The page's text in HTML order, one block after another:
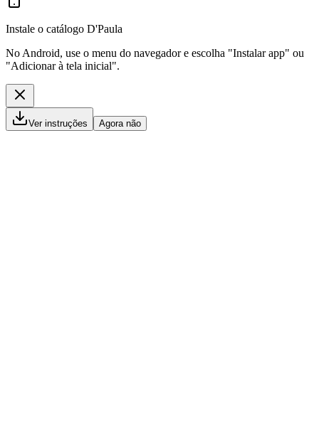
Instale o catálogo D'Paula
No Android, use o menu do navegador e escolha "Instalar app" ou
"Adicionar à tela inicial".
Ver instruções Agora não